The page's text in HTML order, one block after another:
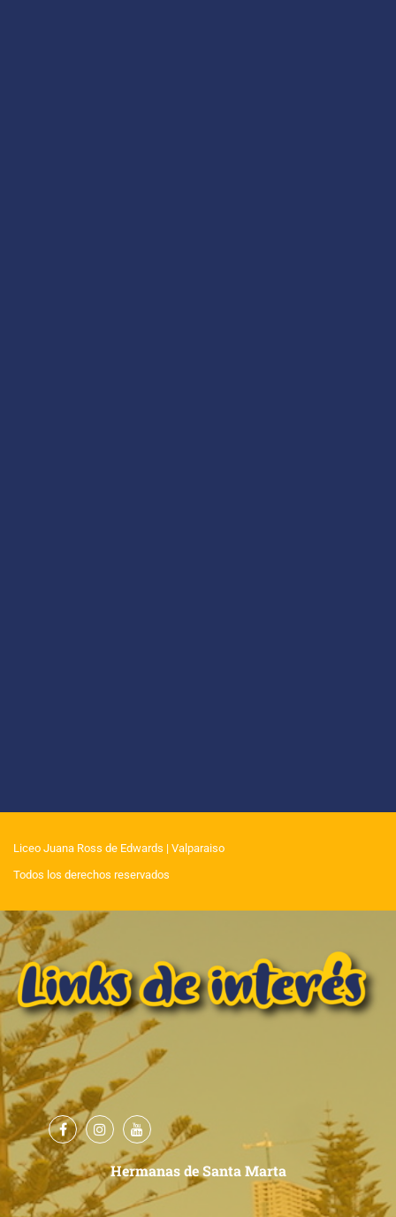
Liceo Juana Ross de Edwards | Valparaiso
Todos los derechos reservados
Hermanas de Santa Marta